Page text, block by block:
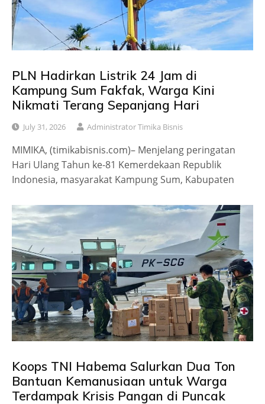
PLN Hadirkan Listrik 24 Jam di
Kampung Sum Fakfak, Warga Kini
Nikmati Terang Sepanjang Hari
July 31, 2026 Administrator Timika Bisnis
MIMIKA, (timikabisnis.com)– Menjelang peringatan
Hari Ulang Tahun ke-81 Kemerdekaan Republik
Indonesia, masyarakat Kampung Sum, Kabupaten
Koops TNI Habema Salurkan Dua Ton
Bantuan Kemanusiaan untuk Warga
Terdampak Krisis Pangan di Puncak